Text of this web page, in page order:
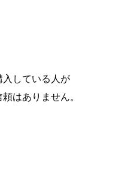
している人が
はありません。